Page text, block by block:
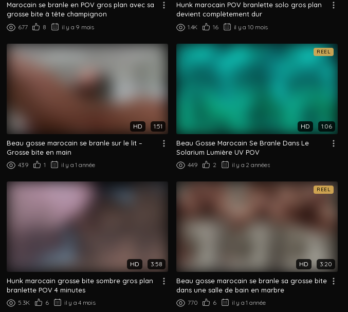
Marocain se branle en POV gros plan avec sa
grosse bite à tête champignon
677 8 il y a 9 mois
Hunk marocain POV branlette solo gros plan
devient complètement dur
1.4K 16 il y a 10 mois
HD 1:51
Beau gosse marocain se branle sur le lit –
Grosse bite en main
439 1 il y a 1 année
REEL
HD 1:06
Beau Gosse Marocain Se Branle Dans Le
Solarium Lumière UV POV
449 2 il y a 2 années
HD 3:58
Hunk marocain grosse bite sombre gros plan
branlette POV 4 minutes
5.3K 6 il y a 4 mois
REEL
HD 3:20
Beau gosse marocain se branle sa grosse bite
dans une salle de bain en marbre
770 6 il y a 1 année